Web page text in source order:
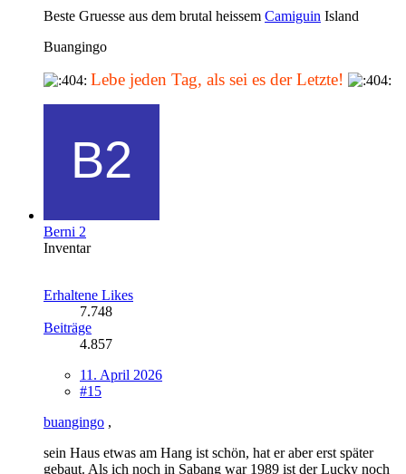
Beste Gruesse aus dem brutal heissem Camiguin Island
Buangingo
Lebe jeden Tag, als sei es der Letzte!
Berni 2
Inventar
Erhaltene Likes
7.748
Beiträge
4.857
11. April 2026
#15
buangingo ,
sein Haus etwas am Hang ist schön, hat er aber erst später
gebaut. Als ich noch in Sabang war 1989 ist der Lucky noch